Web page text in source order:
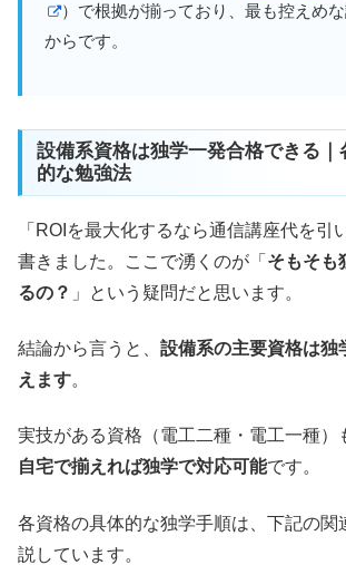
）で根拠が揃っており、最も控えめ
からです。
設備系資格は独学一発合格できる｜
的な勉強法
「ROIを最大化するなら通信講座代を引
書きました。ここで湧くのが「 そもそも
るの？ 」という疑問だと思います。
結論から言うと、 設備系の主要資格は独
えます。
実技がある資格（電工二種・電工一種）
自宅で揃えれば独学で対応可能です。
各資格の具体的な独学手順は、下記の関
説しています。